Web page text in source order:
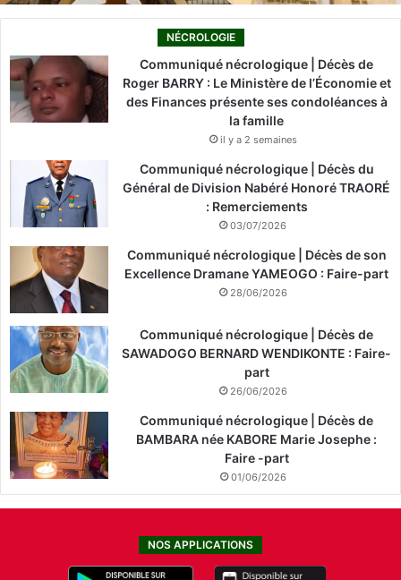
NÉCROLOGIE
Communiqué nécrologique | Décès de
Roger BARRY : Le Ministère de l’Économie et
des Finances présente ses condoléances à
la famille
il y a 2 semaines
Communiqué nécrologique | Décès du
Général de Division Nabéré Honoré TRAORÉ
: Remerciements
03/07/2026
Communiqué nécrologique | Décès de son
Excellence Dramane YAMEOGO : Faire-part
28/06/2026
Communiqué nécrologique | Décès de
SAWADOGO BERNARD WENDIKONTE : Faire-
part
26/06/2026
Communiqué nécrologique | Décès de
BAMBARA née KABORE Marie Josephe :
Faire -part
01/06/2026
NOS APPLICATIONS